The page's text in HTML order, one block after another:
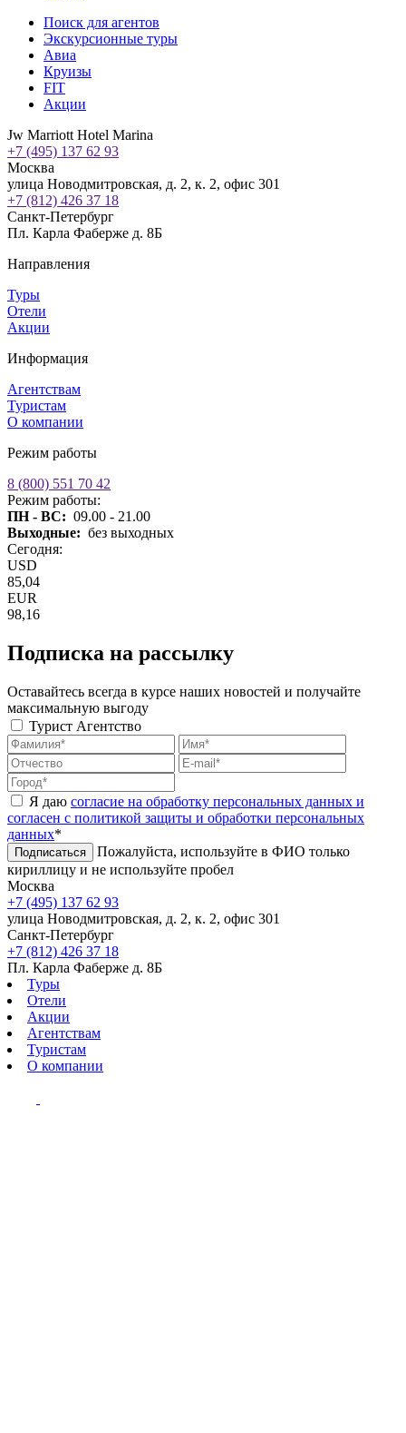
Поиск для агентов
Экскурсионные туры
Авиа
Круизы
FIT
Акции
Jw Marriott Hotel Marina
+7 (495) 137 62 93
Москва
улица Новодмитровская, д. 2, к. 2, офис 301
+7 (812) 426 37 18
Санкт-Петербург
Пл. Карла Фаберже д. 8Б
Направления
Туры
Отели
Акции
Информация
Агентствам
Туристам
О компании
Режим работы
8 (800) 551 70 42
Режим работы:
ПН - ВС: 09.00 - 21.00
Выходные: без выходных
Сегодня:
USD
85,04
EUR
98,16
Подписка на рассылку
Оставайтесь всегда в курсе наших новостей и получайте
максимальную выгоду
Турист Агентство
Я даю согласие на обработку персональных данных и
согласен с политикой защиты и обработки персональных
данных*
Подписаться
Пожалуйста, используйте в ФИО только
кириллицу и не используйте пробел
Москва
+7 (495) 137 62 93
улица Новодмитровская, д. 2, к. 2, офис 301
Санкт-Петербург
+7 (812) 426 37 18
Пл. Карла Фаберже д. 8Б
Туры
Отели
Акции
Агентствам
Туристам
О компании